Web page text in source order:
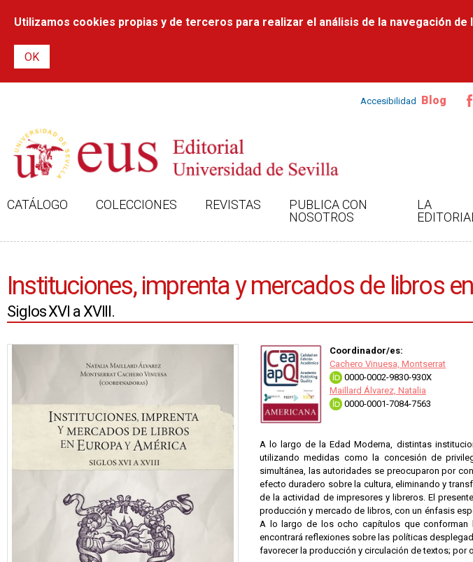
contenido
Utilizamos cookies propias y de terceros para realizar el análisis de la navegación de
Accesibilidad Blog
CATÁLOGO COLECCIONES REVISTAS
PUBLICA CON
NOSOTROS
LA
EDITORIAL
Instituciones, imprenta y mercados de libros
Siglos XVI a XVIII.
Coordinador/es:
Cachero Vinuesa, Montserrat
0000-0002-9830-930X
Maillard Álvarez, Natalia
0000-0001-7084-7563
A lo largo de la Edad Moderna, distintas
utilizando medidas como la concesión de
simultánea, las autorida­des se preocuparon por
efecto duradero sobre la cultura, eliminando y
de la actividad de impresores y libreros. El
producción y mercado de libros, con un énfasis
A lo largo de los ocho capítulos que conforman
encontrará reflexiones sobre las políticas
favorecer la producción y circulación de textos; por